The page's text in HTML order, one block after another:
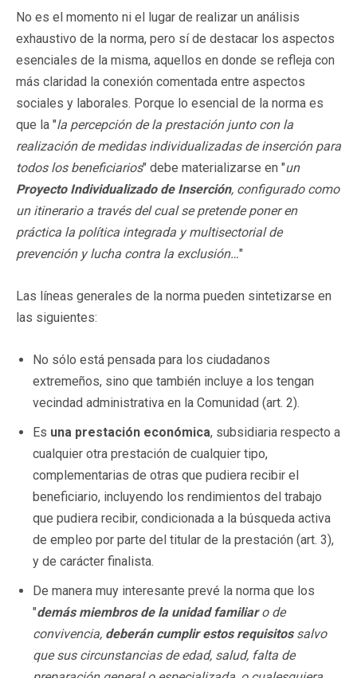
No es el momento ni el lugar de realizar un análisis
exhaustivo de la norma, pero sí de destacar los aspectos
esenciales de la misma, aquellos en donde se refleja con
más claridad la conexión comentada entre aspectos
sociales y laborales. Porque lo esencial de la norma es
que la "la percepción de la prestación junto con la
realización de medidas individualizadas de inserción para
todos los beneficiarios" debe materializarse en "un
Proyecto Individualizado de Inserción, configurado como
un itinerario a través del cual se pretende poner en
práctica la política integrada y multisectorial de
prevención y lucha contra la exclusión…"
Las líneas generales de la norma pueden sintetizarse en
las siguientes:
No sólo está pensada para los ciudadanos
extremeños, sino que también incluye a los tengan
vecindad administrativa en la Comunidad (art. 2).
Es una prestación económica, subsidiaria respecto a
cualquier otra prestación de cualquier tipo,
complementarias de otras que pudiera recibir el
beneficiario, incluyendo los rendimientos del trabajo
que pudiera recibir, condicionada a la búsqueda activa
de empleo por parte del titular de la prestación (art. 3),
y de carácter finalista.
De manera muy interesante prevé la norma que los
"demás miembros de la unidad familiaro de
convivencia, deberán cumplir estos requisitossalvo
que sus circunstancias de edad, salud, falta de